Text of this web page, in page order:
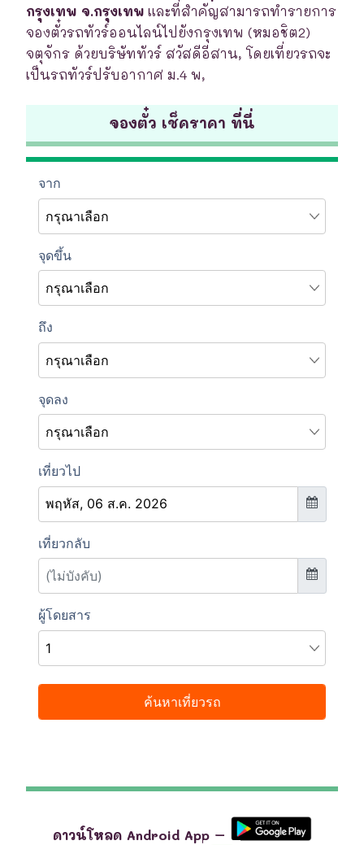
กรุงเทพ จ.กรุงเทพ และที่สำคัญสามารถทำรายการ
จองตั๋วรถทัวร์ออนไลน์ไปยังกรุงเทพ (หมอชิต2)
จตุจักร ด้วยบริษัททัวร์ สวัสดีอีสาน, โดยเที่ยวรถจะ
เป็นรถทัวร์ปรับอากาศ ม.4 พ,
จองตั๋ว เช็คราคา ที่นี่
ดาวน์โหลด Android App –